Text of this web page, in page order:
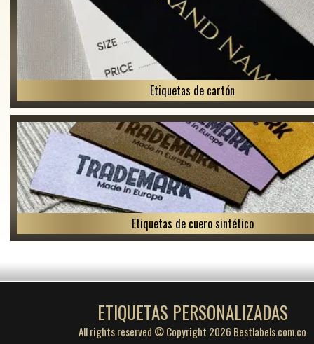
Etiquetas de cartón
Etiquetas de cuero sintético
ETIQUETAS PERSONALIZADAS
All rights reserved © Copyright 2026 Bestlabels.com.co